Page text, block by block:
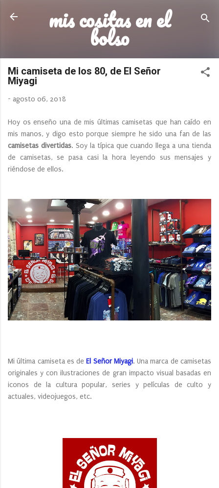
Ir al contenido principal
mis cositas en el
bolso
Mi camiseta de los 80, de El Señor
Miyagi
- agosto 06, 2018
Hoy os enseño una de mis últimas camisetas que han caído en
mis manos, y digo esto porque siempre he sido una fan de las
camisetas divertidas. Soy la típica que cuando llega a una tienda
de camisetas, se pasa casi la hora leyendo sus mensajes y
riéndose de ellos.
Mi última camiseta es deEl Señor Miyagi. Una marca de camisetas
originales y con ilustraciones de gran impacto visual basadas en
iconos de la cultura popular, series y películas de culto y
actuales, videojuegos, etc.